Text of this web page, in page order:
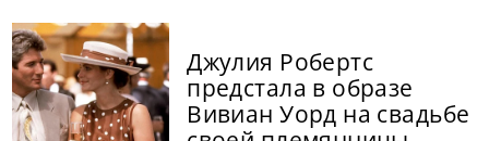
Джулия Робертс
предстала в образе
Вивиан Уорд на свадьбе